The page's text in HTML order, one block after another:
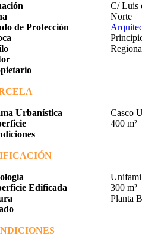
C/ Luis
Norte
de Protección
Urbanística
Casco
400 m²
Edificada
300 m²
Planta